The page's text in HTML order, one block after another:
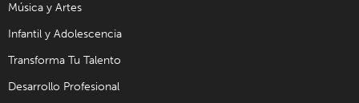
Música y Artes
Infantil y Adolescencia
Transforma Tu Talento
Desarrollo Profesional